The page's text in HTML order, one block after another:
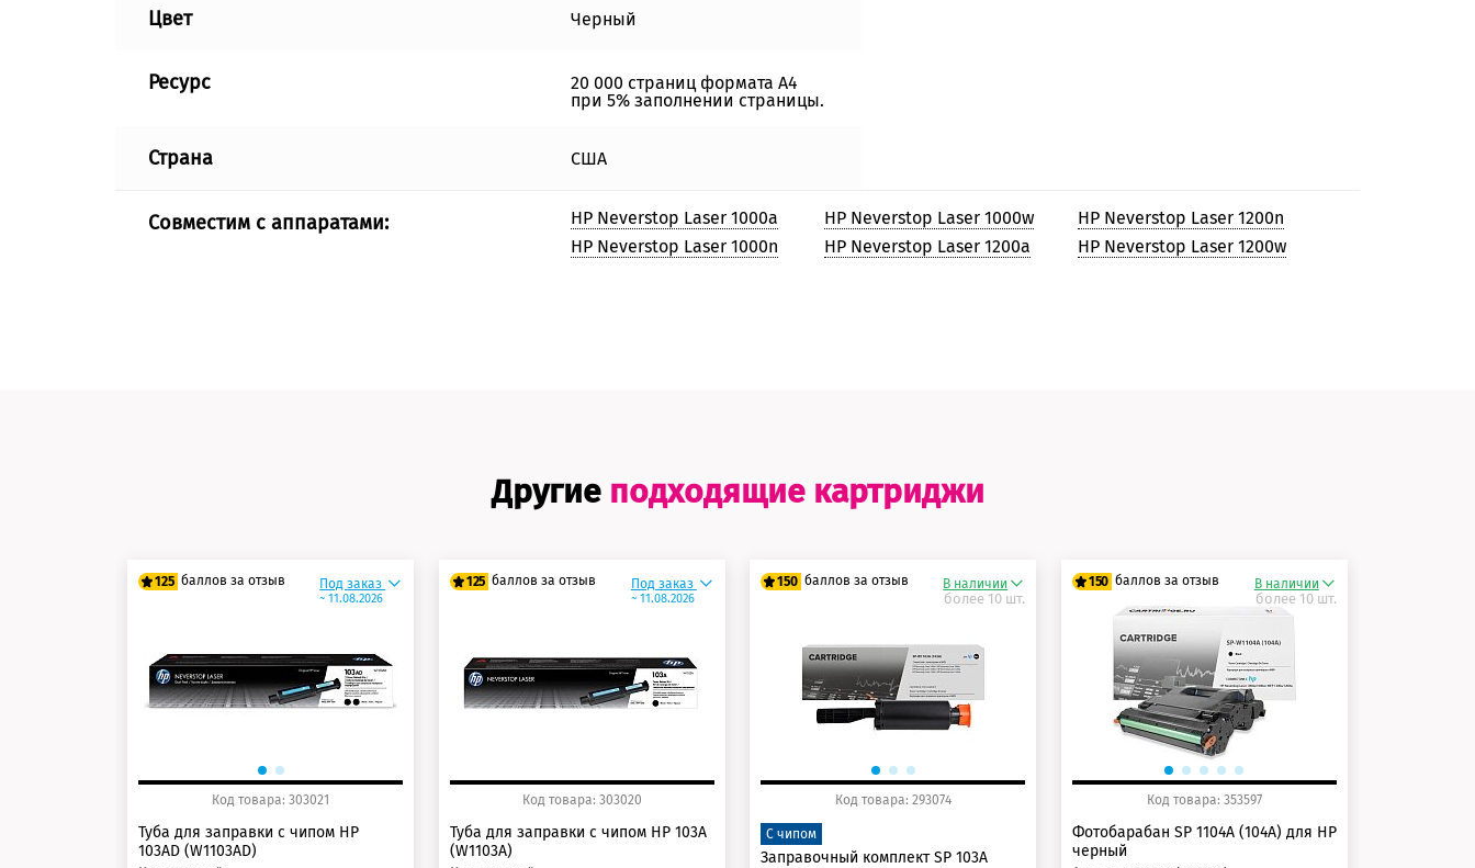
Цвет Черный
Ресурс
20 000 страниц формата А4
при 5% заполнении страницы.
Страна США
Совместим с аппаратами:
HP Neverstop Laser 1000a
HP Neverstop Laser 1000n
HP Neverstop Laser 1000w
HP Neverstop Laser 1200a
HP Neverstop Laser 1200n
HP Neverstop Laser 1200w
Другие подходящие картриджи
125 баллов за отзыв
125 баллов
Под заказ
~ 11.08.2026
Код товара: 303021
Туба для заправки с чипом HP
103AD (W1103AD)
125 баллов за отзыв
125 баллов
Под заказ
~ 11.08.2026
Код товара: 303020
Туба для заправки с чипом HP 103A
(W1103A)
150 баллов за отзыв
150 баллов
В наличии
более 10 шт.
Код товара: 293074
С чипом
Заправочный комплект SP 103A
150 баллов за отзыв
125 баллов
150 баллов
В наличии
более 10 шт.
Код товара: 353597
Фотобарабан SP 1104A (104A) для HP
черный